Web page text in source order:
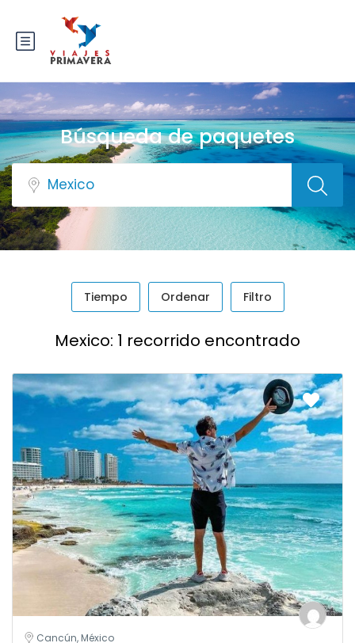
Búsqueda de paquetes
Tiempo Ordenar Filtro
Mexico: 1 recorrido encontrado
Cancún, México